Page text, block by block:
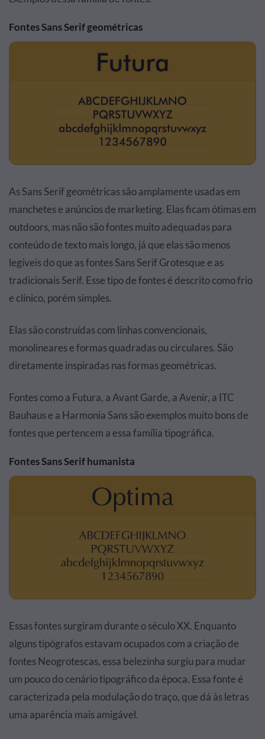
Fontes Sans Serif geométricas
As Sans Serif geométricas são amplamente usadas em
manchetes e anúncios de marketing. Elas ficam ótimas em
outdoors, mas não são fontes muito adequadas para
conteúdo de texto mais longo, já que elas são menos
legíveis do que as fontes Sans Serif Grotesque e as
tradicionais Serif. Esse tipo de fontes é descrito como frio
e clínico, porém simples.
Elas são construídas com linhas convencionais,
monolineares e formas quadradas ou circulares. São
diretamente inspiradas nas formas geométricas.
Fontes como a Futura, a Avant Garde, a Avenir, a ITC
Bauhaus e a Harmonia Sans são exemplos muito bons de
fontes que pertencem a essa família tipográfica.
Fontes Sans Serif humanista
Essas fontes surgiram durante o século XX. Enquanto
alguns tipógrafos estavam ocupados com a criação de
fontes Neogrotescas, essa belezinha surgiu para mudar
um pouco do cenário tipográfico da época. Essa fonte é
caracterizada pela modulação do traço, que dá às letras
uma aparência mais amigável.